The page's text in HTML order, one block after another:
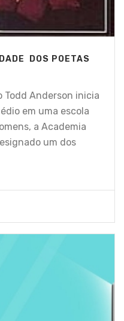
DOS POETAS
Todd Anderson inicia
em uma escola
a Academia
um dos